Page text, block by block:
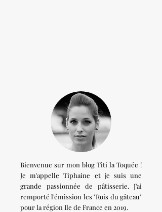
Bienvenue sur mon blog Titi la Toquée !
Je m'appelle Tiphaine et je suis une
grande passionnée de pâtisserie. J'ai
remporté l'émission les "Rois du gâteau"
pour la région Ile de France en 2019.